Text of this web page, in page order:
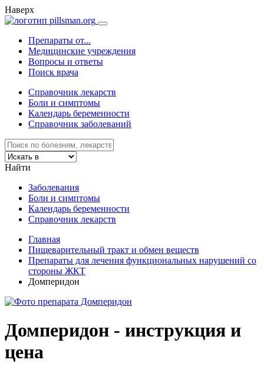
Наверх
Препараты от...
Медицинские учреждения
Вопросы и ответы
Поиск врача
Справочник лекарств
Боли и симптомы
Календарь беременности
Справочник заболеваний
Найти
Заболевания
Боли и симптомы
Календарь беременности
Справочник лекарств
Главная
Пищеварительный тракт и обмен веществ
Препараты для лечения функциональных нарушений со
стороны ЖКТ
Домперидон
Домперидон - инструкция и
цена